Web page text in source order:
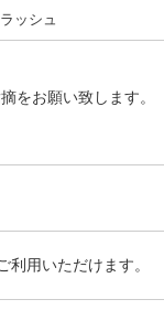
ッシュ
をお願い致します。
用いただけます。